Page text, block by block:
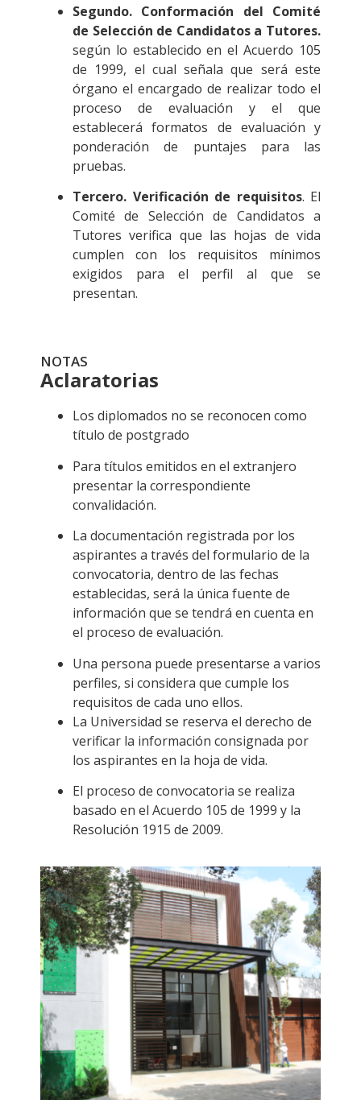
Segundo. Conformación del Comité
de Selección de Candidatos a Tutores.
según lo establecido en el Acuerdo 105
de 1999, el cual señala que será este
órgano el encargado de realizar todo el
proceso de evaluación y el que
establecerá formatos de evaluación y
ponderación de puntajes para las
pruebas.
Tercero. Verificación de requisitos. El
Comité de Selección de Candidatos a
Tutores verifica que las hojas de vida
cumplen con los requisitos mínimos
exigidos para el perfil al que se
presentan.
NOTAS
Aclaratorias
Los diplomados no se reconocen como
título de postgrado
Para títulos emitidos en el extranjero
presentar la correspondiente
convalidación.
La documentación registrada por los
aspirantes a través del formulario de la
convocatoria, dentro de las fechas
establecidas, será la única fuente de
información que se tendrá en cuenta en
el proceso de evaluación.
Una persona puede presentarse a varios
perfiles, si considera que cumple los
requisitos de cada uno ellos.
La Universidad se reserva el derecho de
verificar la información consignada por
los aspirantes en la hoja de vida.
El proceso de convocatoria se realiza
basado en el Acuerdo 105 de 1999 y la
Resolución 1915 de 2009.